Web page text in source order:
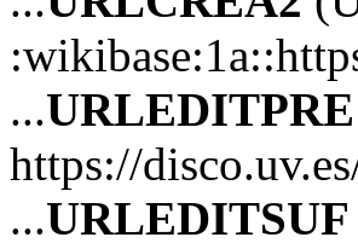
...URLEDITPRE
https://
...URLEDITSUF